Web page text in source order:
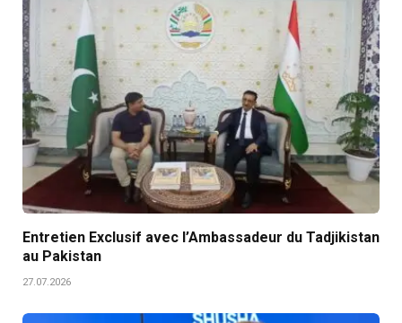
Entretien Exclusif avec l’Ambassadeur du Tadjikistan
au Pakistan
27.07.2026